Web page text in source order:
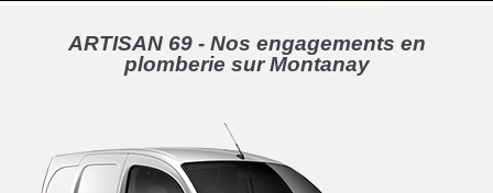
ARTISAN 69 - Nos engagements en
plomberie sur Montanay